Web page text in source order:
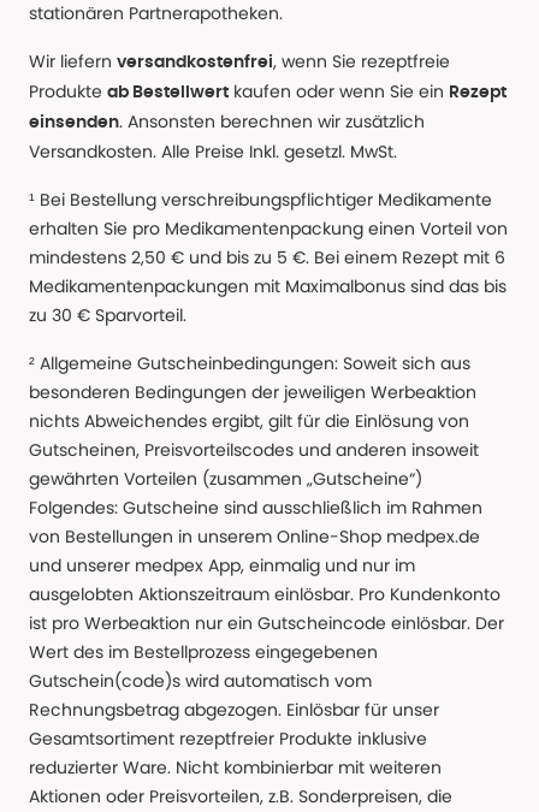
stationären Partnerapotheken.
Wir liefern versandkostenfrei, wenn Sie rezeptfreie
Produkte ab Bestellwert kaufen oder wenn Sie ein Rezept
einsenden. Ansonsten berechnen wir zusätzlich
Versandkosten. Alle Preise Inkl. gesetzl. MwSt.
¹ Bei Bestellung verschreibungspflichtiger Medikamente
erhalten Sie pro Medikamentenpackung einen Vorteil von
mindestens 2,50 € und bis zu 5 €. Bei einem Rezept mit 6
Medikamentenpackungen mit Maximalbonus sind das bis
zu 30 € Sparvorteil.
² Allgemeine Gutscheinbedingungen: Soweit sich aus
besonderen Bedingungen der jeweiligen Werbeaktion
nichts Abweichendes ergibt, gilt für die Einlösung von
Gutscheinen, Preisvorteilscodes und anderen insoweit
gewährten Vorteilen (zusammen „Gutscheine“)
Folgendes: Gutscheine sind ausschließlich im Rahmen
von Bestellungen in unserem Online-Shop medpex.de
und unserer medpex App, einmalig und nur im
ausgelobten Aktionszeitraum einlösbar. Pro Kundenkonto
ist pro Werbeaktion nur ein Gutscheincode einlösbar. Der
Wert des im Bestellprozess eingegebenen
Gutschein(code)s wird automatisch vom
Rechnungsbetrag abgezogen. Einlösbar für unser
Gesamtsortiment rezeptfreier Produkte inklusive
reduzierter Ware. Nicht kombinierbar mit weiteren
Aktionen oder Preisvorteilen, z.B. Sonderpreisen, die